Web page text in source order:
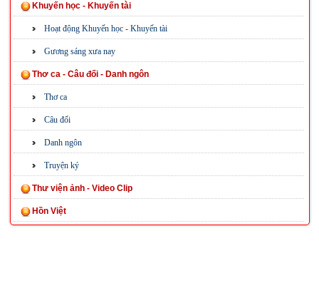
Khuyến học - Khuyến tài
Hoạt động Khuyến học - Khuyến tài
Gương sáng xưa nay
Thơ ca - Câu đối - Danh ngôn
Thơ ca
Câu đối
Danh ngôn
Truyện ký
Thư viện ảnh - Video Clip
Hồn Việt